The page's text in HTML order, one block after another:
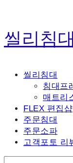
씰리침
씰리침대
침대프
매트리
FLEX 편집샵
주문침대
주문소파
고객포토 리